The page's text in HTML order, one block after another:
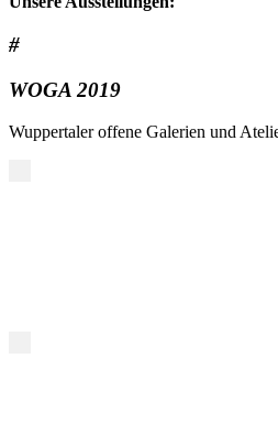
#
WOGA 2019
Wuppertaler offene Galerien und